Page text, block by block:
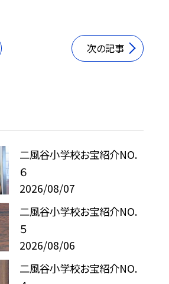
次の記事
二風谷小学校お宝紹介NO.
６
2026/08/07
二風谷小学校お宝紹介NO.
５
2026/08/06
二風谷小学校お宝紹介NO.